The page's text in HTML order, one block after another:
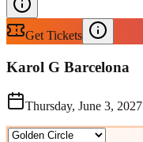
Get Tickets
Karol G Barcelona
Thursday, June 3, 2027